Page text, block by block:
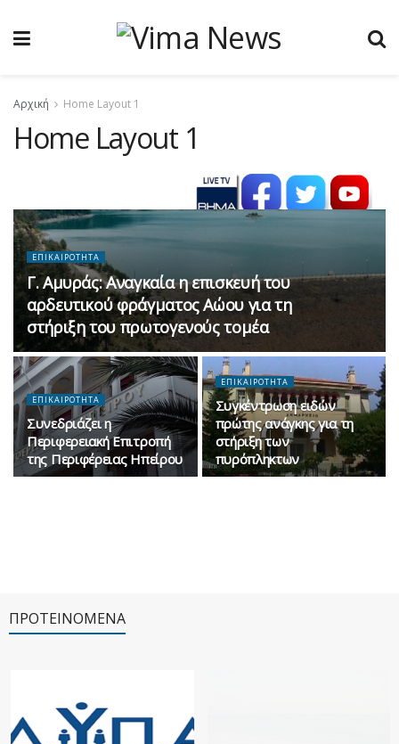
Αρχική Home Layout 1
Home Layout 1
ΕΠΙΚΑΙΡΟΤΗΤΑ
Γ. Αμυράς: Αναγκαία η επισκευή του
αρδευτικού φράγματος Αώου για τη
στήριξη του πρωτογενούς τομέα
ΕΠΙΚΑΙΡΟΤΗΤΑ
Συνεδριάζει η
Περιφερειακή Επιτροπή
της Περιφέρειας Ηπείρου
ΕΠΙΚΑΙΡΟΤΗΤΑ
Συγκέντρωση ειδών
πρώτης ανάγκης για τη
στήριξη των
πυρόπληκτων
ΠΡΟΤΕΙΝΟΜΕΝΑ